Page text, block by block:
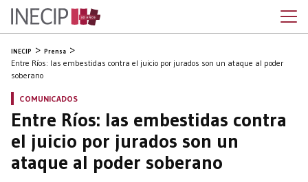
INECIP Prensa
Entre Ríos: las embestidas contra el juicio por jurados son un ataque al poder
soberano
COMUNICADOS
Entre Ríos: las embestidas contra
el juicio por jurados son un
ataque al poder soberano